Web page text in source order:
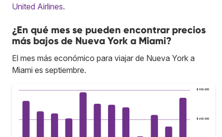
United Airlines.
¿En qué mes se pueden encontrar precios
más bajos de Nueva York a Miami?
El mes más económico para viajar de Nueva York a
Miami es septiembre.
$ 600.000
$ 900.000